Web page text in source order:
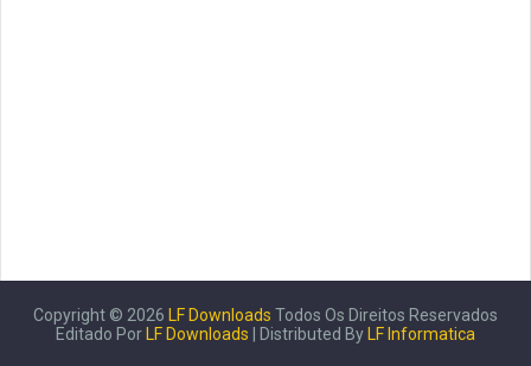
Copyright © 2026 LF Downloads Todos Os Direitos Reservados
Editado Por
LF Downloads | Distributed By LF Informatica